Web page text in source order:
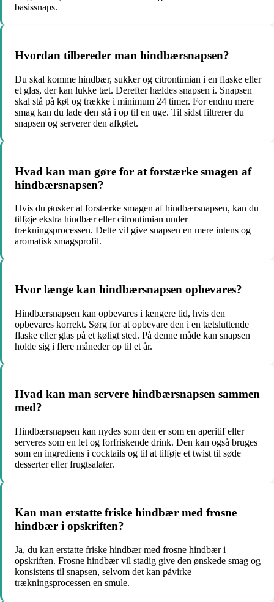
basissnaps.
Hvordan tilbereder man hindbærsnapsen?
Du skal komme hindbær, sukker og citrontimian i en flaske eller
et glas, der kan lukke tæt. Derefter hældes snapsen i. Snapsen
skal stå på køl og trække i minimum 24 timer. For endnu mere
smag kan du lade den stå i op til en uge. Til sidst filtrerer du
snapsen og serverer den afkølet.
Hvad kan man gøre for at forstærke smagen af
hindbærsnapsen?
Hvis du ønsker at forstærke smagen af hindbærsnapsen, kan du
tilføje ekstra hindbær eller citrontimian under
trækningsprocessen. Dette vil give snapsen en mere intens og
aromatisk smagsprofil.
Hvor længe kan hindbærsnapsen opbevares?
Hindbærsnapsen kan opbevares i længere tid, hvis den
opbevares korrekt. Sørg for at opbevare den i en tætsluttende
flaske eller glas på et køligt sted. På denne måde kan snapsen
holde sig i flere måneder op til et år.
Hvad kan man servere hindbærsnapsen sammen
med?
Hindbærsnapsen kan nydes som den er som en aperitif eller
serveres som en let og forfriskende drink. Den kan også bruges
som en ingrediens i cocktails og til at tilføje et twist til søde
desserter eller frugtsalater.
Kan man erstatte friske hindbær med frosne
hindbær i opskriften?
Ja, du kan erstatte friske hindbær med frosne hindbær i
opskriften. Frosne hindbær vil stadig give den ønskede smag og
konsistens til snapsen, selvom det kan påvirke
trækningsprocessen en smule.